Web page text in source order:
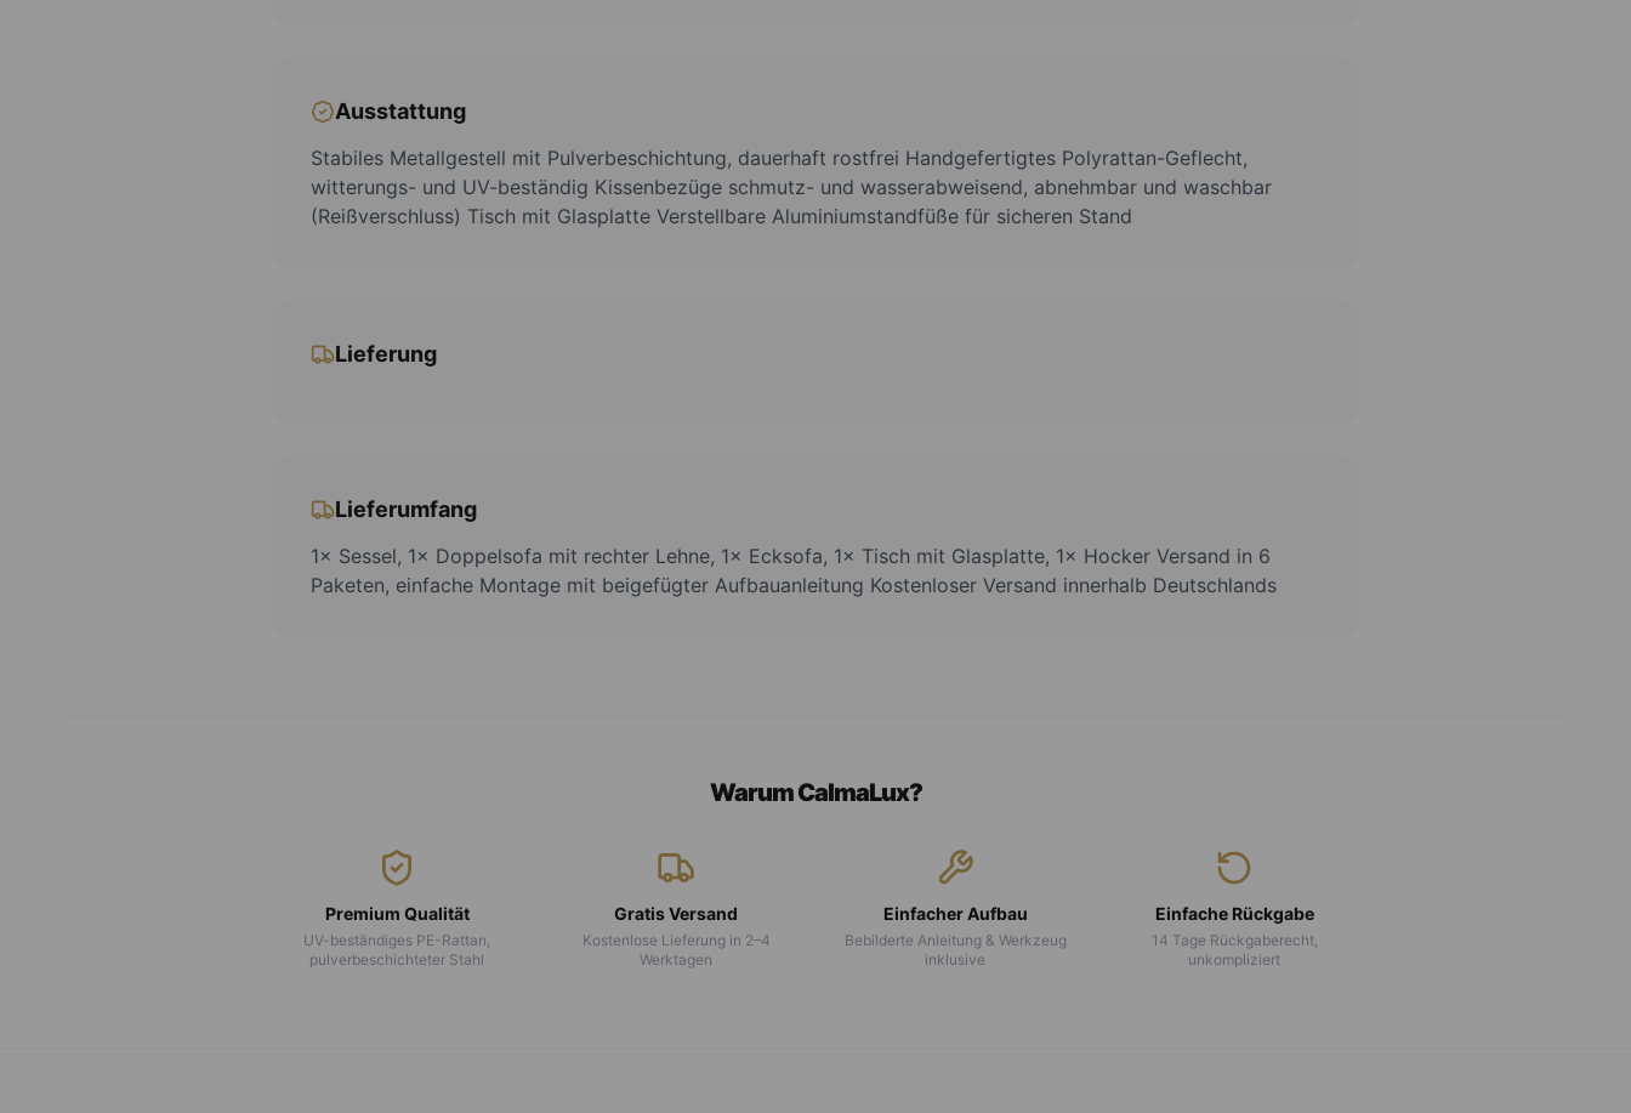
Ausstattung
Stabiles Metallgestell mit Pulverbeschichtung, dauerhaft rostfrei Handgefertigtes Polyrattan-Geflecht,
witterungs- und UV-beständig Kissenbezüge schmutz- und wasserabweisend, abnehmbar und waschbar
(Reißverschluss) Tisch mit Glasplatte Verstellbare Aluminiumstandfüße für sicheren Stand
Lieferung
Lieferumfang
1× Sessel, 1× Doppelsofa mit rechter Lehne, 1× Ecksofa, 1× Tisch mit Glasplatte, 1× Hocker Versand in 6
Paketen, einfache Montage mit beigefügter Aufbauanleitung Kostenloser Versand innerhalb Deutschlands
Warum CalmaLux?
Premium Qualität
UV-beständiges PE-Rattan,
pulverbeschichteter Stahl
Gratis Versand
Kostenlose Lieferung in 2–4
Werktagen
Einfacher Aufbau
Bebilderte Anleitung & Werkzeug
inklusive
Einfache Rückgabe
14 Tage Rückgaberecht,
unkompliziert